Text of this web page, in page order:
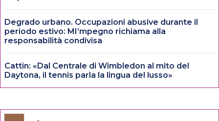
Degrado urbano. Occupazioni abusive durante il
periodo estivo: MI’mpegno richiama alla
responsabilità condivisa
Cattin: «Dal Centrale di Wimbledon al mito del
Daytona, il tennis parla la lingua del lusso»